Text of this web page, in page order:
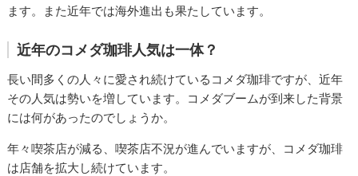
ます。また近年では海外進出も果たしています。
近年のコメダ珈琲人気は一体？
長い間多くの人々に愛され続けているコメダ珈琲ですが、近年
その人気は勢いを増しています。コメダブームが到来した背景
には何があったのでしょうか。
年々喫茶店が減る、喫茶店不況が進んでいますが、コメダ珈琲
は店舗を拡大し続けています。